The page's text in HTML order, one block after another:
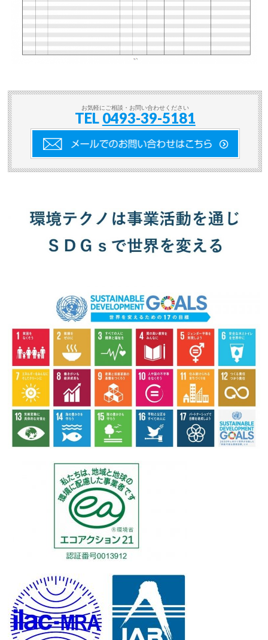
お気軽にご相談・お問い合わせください
TEL 0493-39-5181